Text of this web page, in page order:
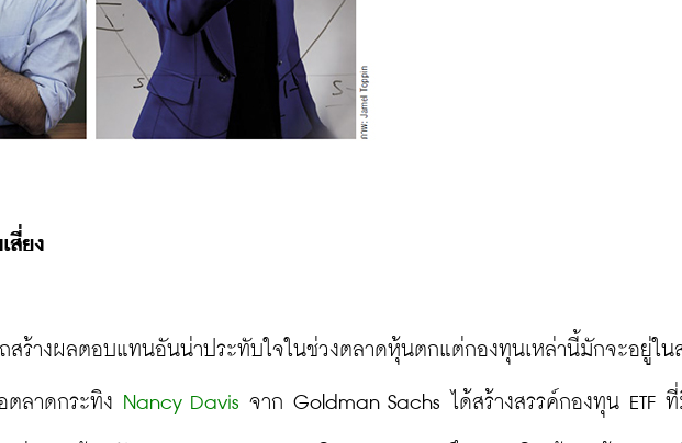
สี่ยง
สร้างผลตอบแทนอันน่าประทับใจในช่วงตลาดหุ้นตกแต่กองทุนเหล่านี้มักจะอยู่ใน
ลาดกระทิง Nancy Davis จาก Goldman Sachs ได้สร้างสรรค์กองทุน ETF